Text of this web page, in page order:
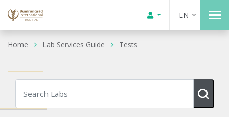
EN
Home Lab Services Guide Tests